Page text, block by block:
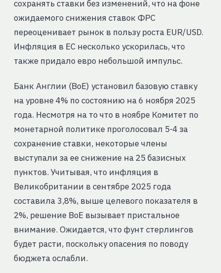
сохранять ставки без изменений, что на фоне
ожидаемого снижения ставок ФРС
переоценивает рынок в пользу роста EUR/USD.
Инфляция в ЕС несколько ускорилась, что
также придало евро небольшой импульс.
Банк Англии (BoE) установил базовую ставку
на уровне 4% по состоянию на 6 ноября 2025
года. Несмотря на то что в ноябре Комитет по
монетарной политике проголосовал 5-4 за
сохранение ставки, некоторые члены
выступали за ее снижение на 25 базисных
пунктов. Учитывая, что инфляция в
Великобритании в сентябре 2025 года
составила 3,8%, выше целевого показателя в
2%, решение BoE вызывает пристальное
внимание. Ожидается, что фунт стерлингов
будет расти, поскольку опасения по поводу
бюджета ослабли.